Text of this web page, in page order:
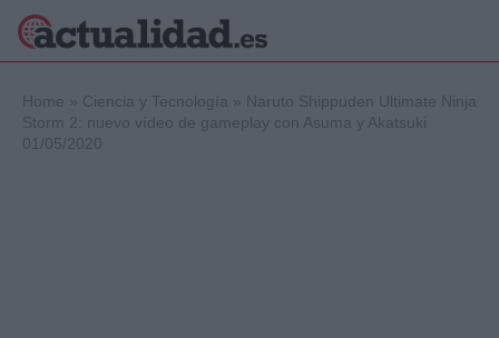
Home » Ciencia y Tecnología » Naruto Shippuden Ultimate Ninja
Storm 2: nuevo vídeo de gameplay con Asuma y Akatsuki
01/05/2020